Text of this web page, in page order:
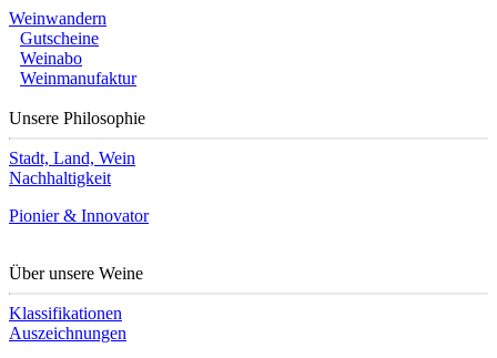
Weinwandern
Gutscheine
Weinabo
Weinmanufaktur
Unsere Philosophie
Stadt, Land, Wein
Nachhaltigkeit
Pionier & Innovator
Über unsere Weine
Klassifikationen
Auszeichnungen